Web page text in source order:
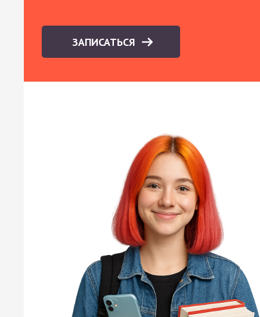
ЗАПИСАТЬСЯ